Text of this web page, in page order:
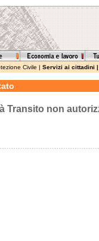
Civile | Servizi ai cittadini
Transito non